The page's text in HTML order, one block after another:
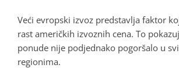
Veći evropski izvoz predstavlja faktor
rast američkih izvoznih cena. To
ponude nije podjednako pogoršalo u
regionima.